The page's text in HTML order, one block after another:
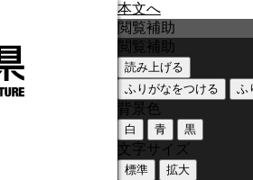
本文へ
閲覧補助
閲覧補助
読み上げる
ふりがなをつける
ふ
背景色
白 青 黒
文字サイズ
標準 拡大